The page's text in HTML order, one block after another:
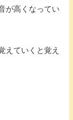
が高くなってい
えていくと覚え